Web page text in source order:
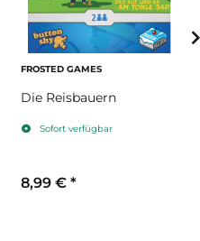
FROSTED GAMES
Die Reisbauern
Sofort verfügbar
8,99 € *